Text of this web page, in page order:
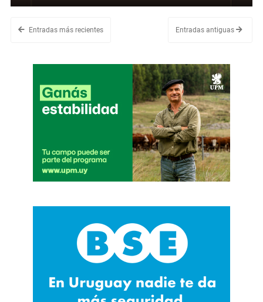
Entradas más recientes Entradas antiguas